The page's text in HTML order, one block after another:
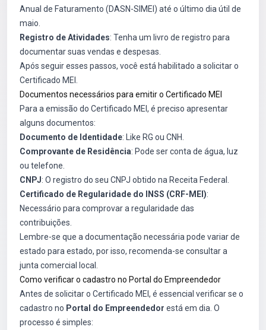
Anual de Faturamento (DASN-SIMEI) até o último dia útil de
maio.
Registro de Atividades: Tenha um livro de registro para
documentar suas vendas e despesas.
Após seguir esses passos, você está habilitado a solicitar o
Certificado MEI.
Documentos necessários para emitir o Certificado MEI
Para a emissão do Certificado MEI, é preciso apresentar
alguns documentos:
Documento de Identidade: Like RG ou CNH.
Comprovante de Residência: Pode ser conta de água, luz
ou telefone.
CNPJ: O registro do seu CNPJ obtido na Receita Federal.
Certificado de Regularidade do INSS (CRF-MEI):
Necessário para comprovar a regularidade das
contribuições.
Lembre-se que a documentação necessária pode variar de
estado para estado, por isso, recomenda-se consultar a
junta comercial local.
Como verificar o cadastro no Portal do Empreendedor
Antes de solicitar o Certificado MEI, é essencial verificar se o
cadastro no Portal do Empreendedor está em dia. O
processo é simples: